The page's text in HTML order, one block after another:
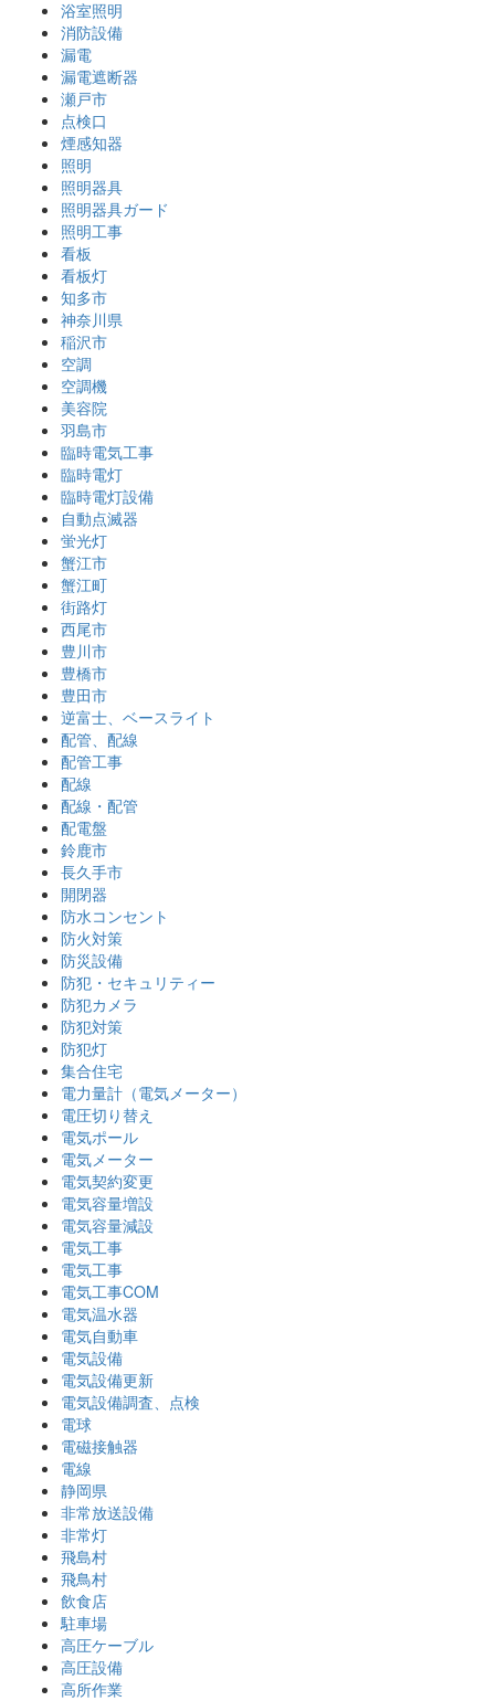
浴室照明
消防設備
漏電
漏電遮断器
瀬戸市
点検口
煙感知器
照明
照明器具
照明器具ガード
照明工事
看板
看板灯
知多市
神奈川県
稲沢市
空調
空調機
美容院
羽島市
臨時電気工事
臨時電灯
臨時電灯設備
自動点滅器
蛍光灯
蟹江市
蟹江町
街路灯
西尾市
豊川市
豊橋市
豊田市
逆富士、ベースライト
配管、配線
配管工事
配線
配線・配管
配電盤
鈴鹿市
長久手市
開閉器
防水コンセント
防火対策
防災設備
防犯・セキュリティー
防犯カメラ
防犯対策
防犯灯
集合住宅
電力量計（電気メーター）
電圧切り替え
電気ポール
電気メーター
電気契約変更
電気容量増設
電気容量減設
電気工事
電気工事
電気工事COM
電気温水器
電気自動車
電気設備
電気設備更新
電気設備調査、点検
電球
電磁接触器
電線
静岡県
非常放送設備
非常灯
飛島村
飛鳥村
飲食店
駐車場
高圧ケーブル
高圧設備
高所作業